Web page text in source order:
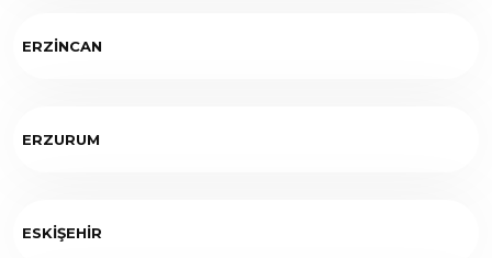
ERZİNCAN
ERZURUM
ESKİŞEHİR